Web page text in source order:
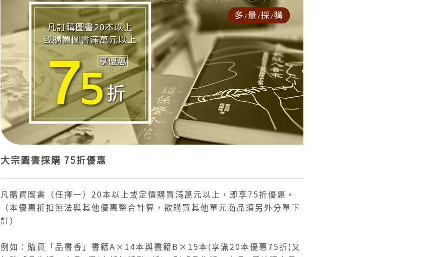
大宗圖書採購 75折優惠
凡購買圖書（任擇一）20本以上或定價購買滿萬元以上，即享75折優惠。
（本優惠折扣無法與其他優惠整合計算，欲購買其他單元商品須另外分單下
訂）
例如：購買「品書香」書籍A×14本與書籍B×15本(享滿20本優惠75折)又